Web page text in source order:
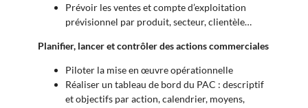
Prévoir les ventes et compte d’exploitation
prévisionnel par produit, secteur, clientèle…
Planifier, lancer et contrôler des actions commerciales
Piloter la mise en œuvre opérationnelle
Réaliser un tableau de bord du PAC : descriptif
et objectifs par action, calendrier, moyens,